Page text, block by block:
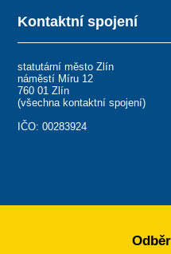
Kontaktní spojení
statutární město Zlín
náměstí Míru 12
760 01 Zlín
(všechna kontaktní spojení)
IČO: 00283924